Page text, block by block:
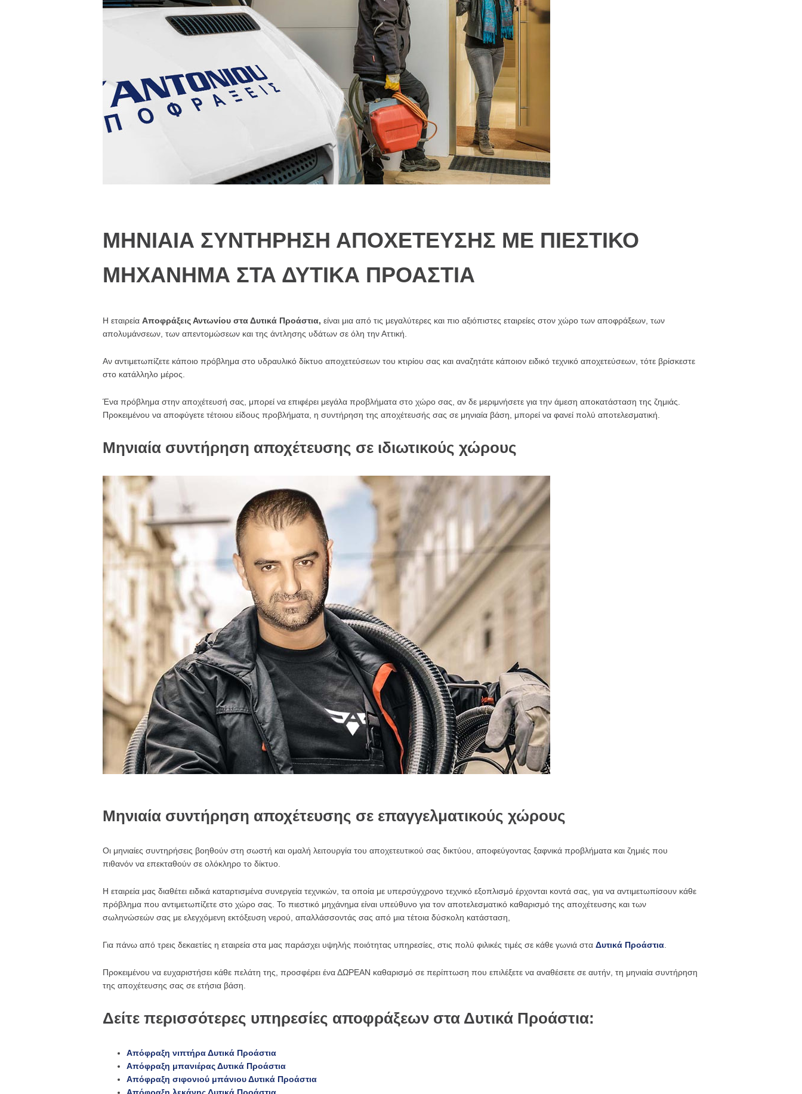
ΜΗΝΙΑΙΑ ΣΥΝΤΗΡΗΣΗ ΑΠΟΧΕΤΕΥΣΗΣ ΜΕ ΠΙΕΣΤΙΚΟ
ΜΗΧΑΝΗΜΑ ΣΤΑ ΔΥΤΙΚΑ ΠΡΟΑΣΤΙΑ
Η εταιρεία Αποφράξεις Αντωνίου στα Δυτικά Προάστια, είναι μια από τις μεγαλύτερες και πιο αξιόπιστες εταιρείες στον χώρο των αποφράξεων, των
απολυμάνσεων, των απεντομώσεων και της άντλησης υδάτων σε όλη την Αττική.
Αν αντιμετωπίζετε κάποιο πρόβλημα στο υδραυλικό δίκτυο αποχετεύσεων του κτιρίου σας και αναζητάτε κάποιον ειδικό τεχνικό αποχετεύσεων, τότε βρίσκεστε
στο κατάλληλο μέρος.
Ένα πρόβλημα στην αποχέτευσή σας, μπορεί να επιφέρει μεγάλα προβλήματα στο χώρο σας, αν δε μεριμνήσετε για την άμεση αποκατάσταση της ζημιάς.
Προκειμένου να αποφύγετε τέτοιου είδους προβλήματα, η συντήρηση της αποχέτευσής σας σε μηνιαία βάση, μπορεί να φανεί πολύ αποτελεσματική.
Μηνιαία συντήρηση αποχέτευσης σε ιδιωτικούς χώρους
Μηνιαία συντήρηση αποχέτευσης σε επαγγελματικούς χώρους
Οι μηνιαίες συντηρήσεις βοηθούν στη σωστή και ομαλή λειτουργία του αποχετευτικού σας δικτύου, αποφεύγοντας ξαφνικά προβλήματα και ζημιές που
πιθανόν να επεκταθούν σε ολόκληρο το δίκτυο.
Η εταιρεία μας διαθέτει ειδικά καταρτισμένα συνεργεία τεχνικών, τα οποία με υπερσύγχρονο τεχνικό εξοπλισμό έρχονται κοντά σας, για να αντιμετωπίσουν κάθε
πρόβλημα που αντιμετωπίζετε στο χώρο σας. Το πιεστικό μηχάνημα είναι υπεύθυνο για τον αποτελεσματικό καθαρισμό της αποχέτευσης και των
σωληνώσεών σας με ελεγχόμενη εκτόξευση νερού, απαλλάσσοντάς σας από μια τέτοια δύσκολη κατάσταση,
Για πάνω από τρεις δεκαετίες η εταιρεία στα μας παράσχει υψηλής ποιότητας υπηρεσίες, στις πολύ φιλικές τιμές σε κάθε γωνιά στα Δυτικά Προάστια
Προκειμένου να ευχαριστήσει κάθε πελάτη της, προσφέρει ένα ΔΩΡΕΑΝ καθαρισμό σε περίπτωση που επιλέξετε να αναθέσετε σε αυτήν, τη μηνιαία συντήρηση
της αποχέτευσης σας σε ετήσια βάση.
Δείτε περισσότερες υπηρεσίες αποφράξεων στα Δυτικά Προάστια:
Απόφραξη νιπτήρα Δυτικά Προάστια
Απόφραξη μπανιέρας Δυτικά Προάστια
Απόφραξη σιφονιού μπάνιου Δυτικά Προάστια
Απόφραξη λεκάνης Δυτικά Προάστια